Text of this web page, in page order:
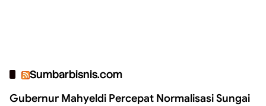
Sumbarbisnis.com
Gubernur Mahyeldi Percepat Normalisasi Sungai